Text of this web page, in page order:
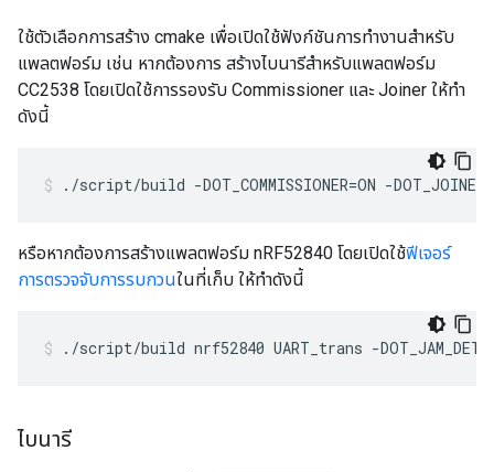
ใช้ตัวเลือกการสร้าง cmake เพื่อเปิดใช้ฟังก์ชันการทำงานสำหรับ
แพลตฟอร์ม เช่น หากต้องการ สร้างไบนารีสำหรับแพลตฟอร์ม
CC2538 โดยเปิดใช้การรองรับ Commissioner และ Joiner ให้ทำ
ดังนี้
./script/build -DOT_COMMISSIONER=ON -
หรือหากต้องการสร้างแพลตฟอร์ม nRF52840 โดยเปิดใช้ฟีเจอร์
การตรวจจับการรบกวนในที่เก็บ ให้ทำดังนี้
./script/build nrf52840 UART_trans -
ไบนารี